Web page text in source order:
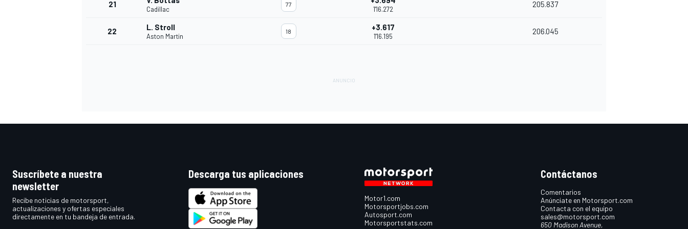
21
Cadillac
77
1'16.272
205.837
22 L. Stroll
Aston Martin
18 +3.617
1'16.195
206.045
Suscríbete a nuestra
newsletter
Recibe noticias de motorsport,
actualizaciones y ofertas especiales
directamente en tu bandeja de entrada.
Descarga tus aplicaciones
Motor1.com
Motorsportjobs.com
Autosport.com
Motorsportstats.com
Contáctanos
Comentarios
Anúnciate en Motorsport.com
Contacta con el equipo
sales@motorsport.com
650 Madison Avenue,